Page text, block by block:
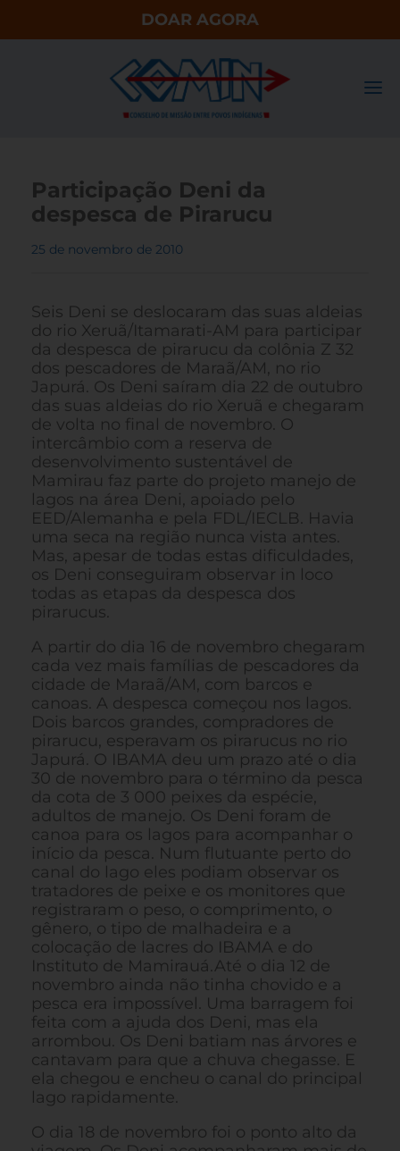
DOAR AGORA
Participação Deni da
despesca de Pirarucu
25 de novembro de 2010
Seis Deni se deslocaram das suas aldeias
do rio Xeruã/Itamarati-AM para participar
da despesca de pirarucu da colônia Z 32
dos pescadores de Maraã/AM, no rio
Japurá. Os Deni saíram dia 22 de outubro
das suas aldeias do rio Xeruã e chegaram
de volta no final de novembro. O
intercâmbio com a reserva de
desenvolvimento sustentável de
Mamirau faz parte do projeto manejo de
lagos na área Deni, apoiado pelo
EED/Alemanha e pela FDL/IECLB. Havia
uma seca na região nunca vista antes.
Mas, apesar de todas estas dificuldades,
os Deni conseguiram observar in loco
todas as etapas da despesca dos
pirarucus.
A partir do dia 16 de novembro chegaram
cada vez mais famílias de pescadores da
cidade de Maraã/AM, com barcos e
canoas. A despesca começou nos lagos.
Dois barcos grandes, compradores de
pirarucu, esperavam os pirarucus no rio
Japurá. O IBAMA deu um prazo até o dia
30 de novembro para o término da pesca
da cota de 3 000 peixes da espécie,
adultos de manejo. Os Deni foram de
canoa para os lagos para acompanhar o
início da pesca. Num flutuante perto do
canal do lago eles podiam observar os
tratadores de peixe e os monitores que
registraram o peso, o comprimento, o
gênero, o tipo de malhadeira e a
colocação de lacres do IBAMA e do
Instituto de Mamirauá.Até o dia 12 de
novembro ainda não tinha chovido e a
pesca era impossível. Uma barragem foi
feita com a ajuda dos Deni, mas ela
arrombou. Os Deni batiam nas árvores e
cantavam para que a chuva chegasse. E
ela chegou e encheu o canal do principal
lago rapidamente.
O dia 18 de novembro foi o ponto alto da